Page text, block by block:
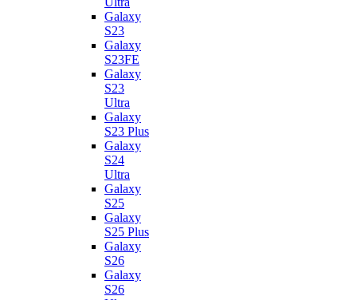
Galaxy
S23
Galaxy
S23FE
Galaxy
S23
Ultra
Galaxy
S23 Plus
Galaxy
S24
Ultra
Galaxy
S25
Galaxy
S25 Plus
Galaxy
S26
Galaxy
S26